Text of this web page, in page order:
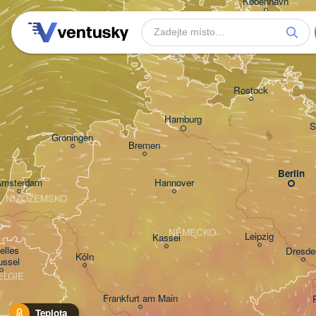
Teplota
Hamburg
Köln
Frankfurt am Main
Bremen
Hannover
Kassel
Groningen
NĚMECKO
NIZOZEMSKO
Berlin
Leipzig
Rostock